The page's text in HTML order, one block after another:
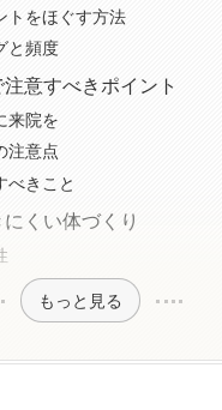
トをほぐす方法
と頻度
意すべきポイント
来院を
注意点
べきこと
くい体づくり
もっと見る